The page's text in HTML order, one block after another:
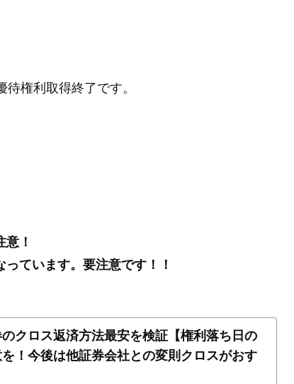
権利取得終了です。
！
ています。要注意です！！
クロス返済方法最安を検証【権利落ち日の
！今後は他証券会社との変則クロスがおす